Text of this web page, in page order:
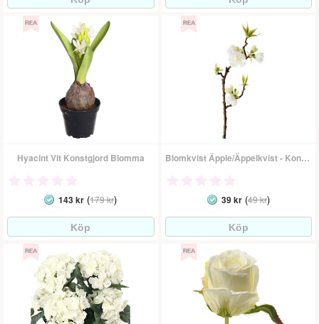
Hyacint Vit Konstgjord Blomma
143 kr (179 kr)
Blomkvist Äpple/Äppelkvist - Konstgjord Blomma
39 kr(49 kr)